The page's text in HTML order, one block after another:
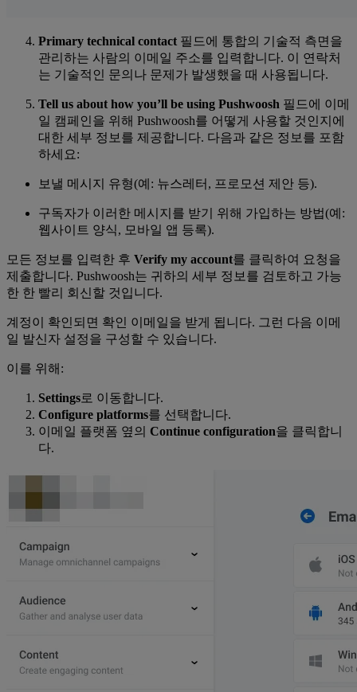
Primary technical contact 필드에 통합의 기술적 측면을
관리하는 사람의 이메일 주소를 입력합니다. 이 연락처
는 기술적인 문의나 문제가 발생했을 때 사용됩니다.
Tell us about how you’ll be using Pushwoosh 필드에 이메
일 캠페인을 위해 Pushwoosh를 어떻게 사용할 것인지에
대한 세부 정보를 제공합니다. 다음과 같은 정보를 포함
하세요:
보낼 메시지 유형(예: 뉴스레터, 프로모션 제안 등).
구독자가 이러한 메시지를 받기 위해 가입하는 방법(예:
웹사이트 양식, 모바일 앱 등록).
모든 정보를 입력한 후 Verify my account를 클릭하여 요청을
제출합니다. Pushwoosh는 귀하의 세부 정보를 검토하고 가능
한 한 빨리 회신할 것입니다.
계정이 확인되면 확인 이메일을 받게 됩니다. 그런 다음 이메
일 발신자 설정을 구성할 수 있습니다.
이를 위해:
Settings로 이동합니다.
Configure platforms를 선택합니다.
이메일 플랫폼 옆의 Continue configuration을 클릭합니
다.